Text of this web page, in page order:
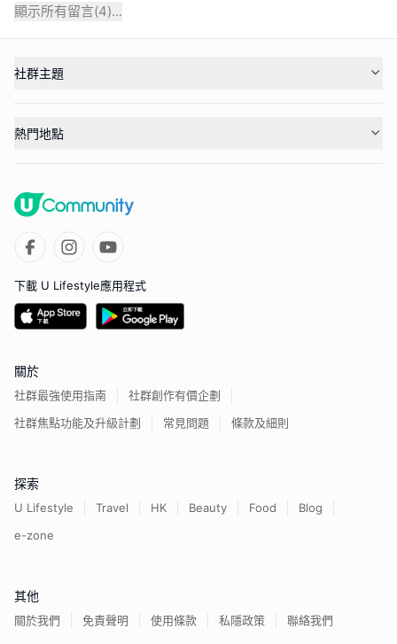
顯示所有留言(4)...
社群主題
熱門地點
下載 U Lifestyle應用程式
關於
社群最強使用指南
社群創作有價企劃
社群焦點功能及升級計劃
常見問題 條款及細則
探索
U Lifestyle Travel HK Beauty Food
Blog
e-zone
其他
關於我們 免責聲明 使用條款 私隱政策 聯絡我們